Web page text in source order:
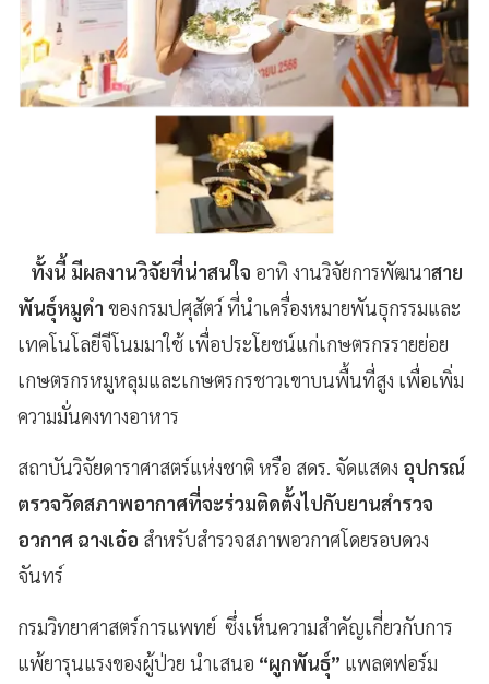
ทั้งนี้ มีผลงานวิจัยที่น่าสนใจ อาทิ งานวิจัยการพัฒนาสาย
พันธุ์หมูดำ ของกรมปศุสัตว์ ที่นำเครื่องหมายพันธุกรรมและ
เทคโนโลยีจีโนมมาใช้ เพื่อประโยชน์แก่เกษตรกรรายย่อย
เกษตรกรหมูหลุมและเกษตรกรชาวเขาบนพื้นที่สูง เพื่อเพิ่ม
ความมั่นคงทางอาหาร
สถาบันวิจัยดาราศาสตร์แห่งชาติ หรือ สดร. จัดแสดง อุปกรณ์
ตรวจวัดสภาพอากาศที่จะร่วมติดตั้งไปกับยานสำรวจ
อวกาศ ฉางเอ๋อ สำหรับสำรวจสภาพอวกาศโดยรอบดวง
จันทร์
กรมวิทยาศาสตร์การแพทย์ ซึ่งเห็นความสำคัญเกี่ยวกับการ
แพ้ยารุนแรงของผู้ป่วย นำเสนอ “ผูกพันธุ์” แพลตฟอร์ม